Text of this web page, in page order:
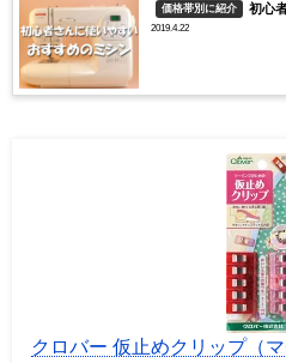
価格帯別に紹介 初心
2019.4.22
クロバー 仮止めクリップ（